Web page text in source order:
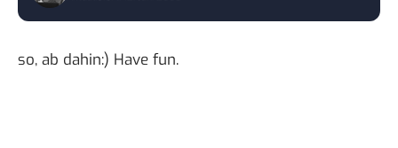
so, ab dahin:) Have fun.